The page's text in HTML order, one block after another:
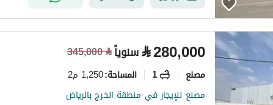
⃁280,000 سنوياً⃁
345,000
مصنع 1 المساحة:1,250 م2
مصنع للإيجار في منطقة الخرج بالرياض